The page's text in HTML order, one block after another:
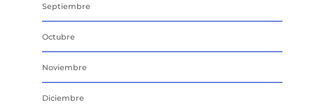
Septiembre
Octubre
Noviembre
Diciembre